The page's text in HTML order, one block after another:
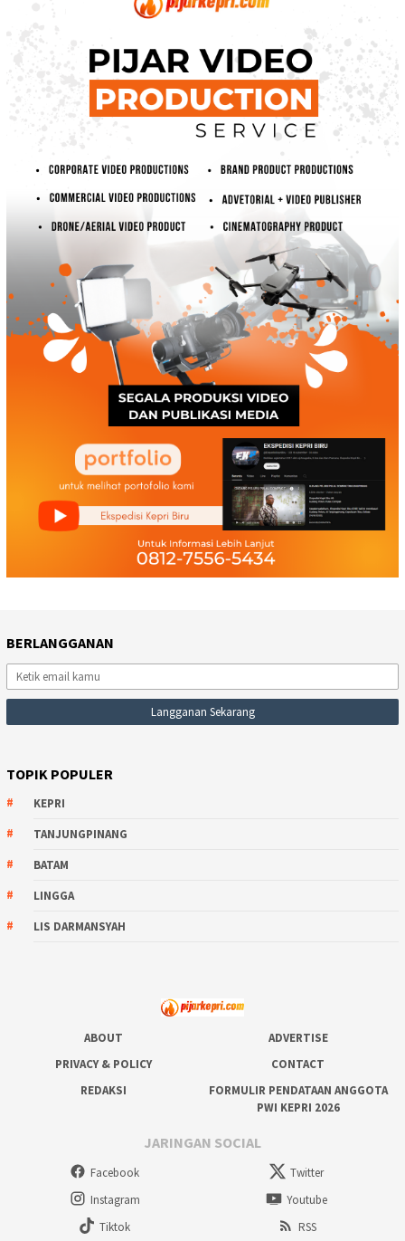
BERLANGGANAN
TOPIK POPULER
KEPRI
TANJUNGPINANG
BATAM
LINGGA
LIS DARMANSYAH
ABOUT
ADVERTISE
PRIVACY & POLICY
CONTACT
REDAKSI
FORMULIR PENDATAAN ANGGOTA
PWI KEPRI 2026
JARINGAN SOCIAL
Facebook
Twitter
Instagram
Youtube
Tiktok
RSS